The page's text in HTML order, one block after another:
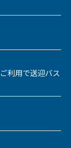
利用で送迎バス